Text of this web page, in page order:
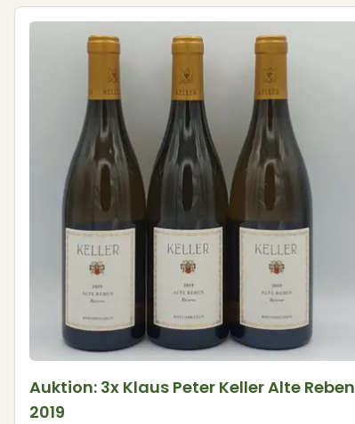
Auktion: 3x Klaus Peter Keller Alte Reben
2019